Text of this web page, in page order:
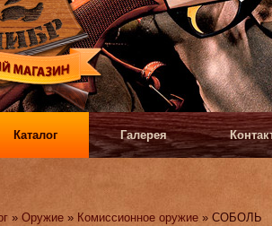
Каталог Галерея
»Оружие » Комиссионное оружие » СОБОЛЬ